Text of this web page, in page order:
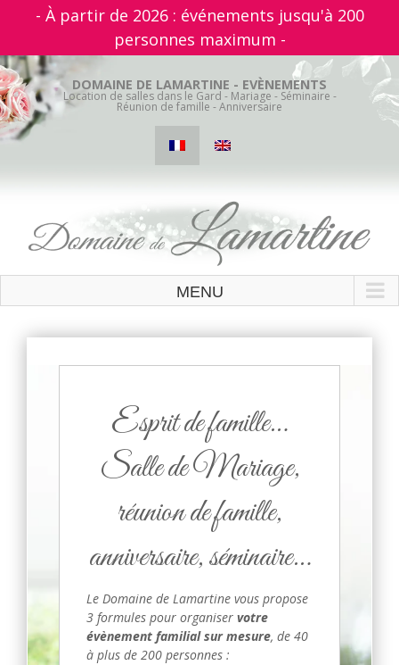
- À partir de 2026 : événements jusqu'à 200
personnes maximum -
Skip
to
content
DOMAINE DE LAMARTINE - EVÈNEMENTS
Location de salles dans le Gard - Mariage - Séminaire -
Réunion de famille - Anniversaire
Esprit de famille…
Salle de Mariage,
réunion de famille,
anniversaire, séminaire…
Le Domaine de Lamartine vous propose
3 formules pour organiser votre
évènement familial sur mesure, de 40
à plus de 200 personnes :